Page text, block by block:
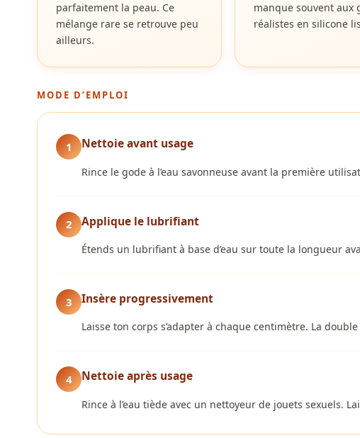
parfaitement la peau. Ce
mélange rare se retrouve peu
ailleurs.
manque souvent aux
réalistes en silicone
MODE D’EMPLOI
1 Nettoie avant usage
Rince le gode à l’eau savonneuse avant la première
2 Applique le lubrifiant
Étends un lubrifiant à base d’eau sur toute la longueur
3 Insère progressivement
Laisse ton corps s’adapter à chaque centimètre. La
4 Nettoie après usage
Rince à l’eau tiède avec un nettoyeur de jouets sexuels.